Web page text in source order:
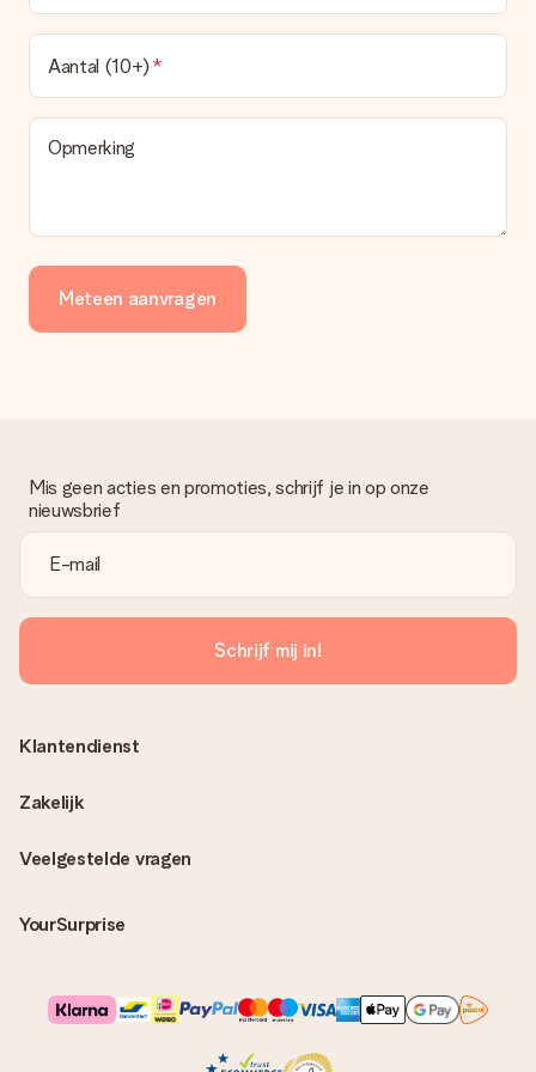
Aantal (10+)
Opmerking
Meteen aanvragen
Mis geen acties en promoties, schrijf je in op onze
nieuwsbrief
Schrijf mij in!
Veelgestelde vragen
YourSurprise
Klantendienst
Zakelijk